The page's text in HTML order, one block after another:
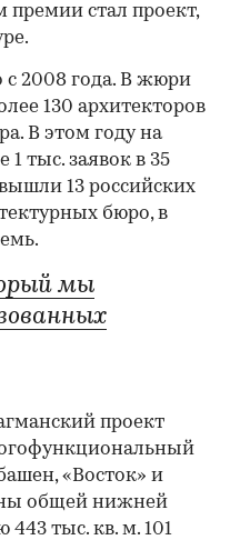
премии стал проект,
с 2008 года. В жюри
130 архитекторов
В этом году на
тыс. заявок в 35
13 российских
бюро, в
мы
проект
«Восток» и
общей нижней
тыс. кв. м. 101